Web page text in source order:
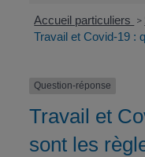
Accueil particuliers >
Travail et Covid-19 :
Question-réponse
Travail et
sont les